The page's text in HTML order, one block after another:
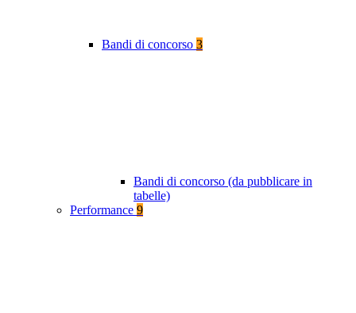
Bandi di concorso 3
Bandi di concorso (da pubblicare in
tabelle)
Performance 9